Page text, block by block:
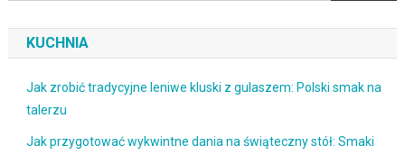
KUCHNIA
Jak zrobić tradycyjne leniwe kluski z gulaszem: Polski smak na
talerzu
Jak przygotować wykwintne dania na świąteczny stół: Smaki